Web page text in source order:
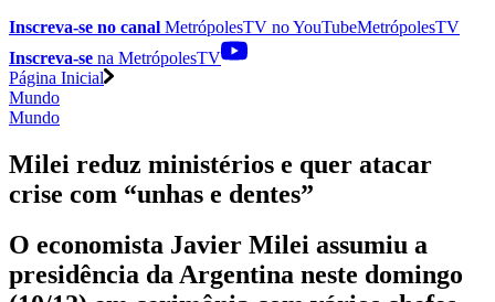
Inscreva-se no canal MetrópolesTV noYouTubeMetrópolesTV
Inscreva-se na MetrópolesTV
Página Inicial
Mundo
Mundo
Milei reduz ministérios e quer atacar
crise com “unhas e dentes”
O economista Javier Milei assumiu a
presidência da Argentina neste domingo